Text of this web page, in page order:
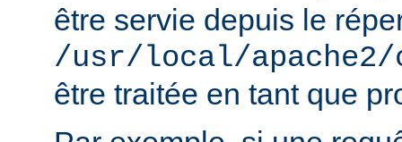
être servie depuis le
/usr/local/
être traitée en tant que